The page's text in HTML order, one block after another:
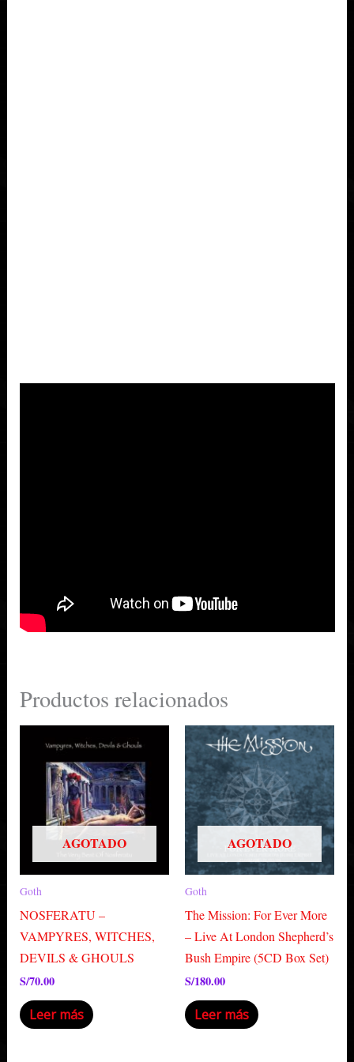
Productos relacionados
AGOTADO
Goth
NOSFERATU –
VAMPYRES, WITCHES,
DEVILS & GHOULS
S/70.00
Leer más
AGOTADO
Goth
The Mission: For Ever More
– Live At London Shepherd’s
Bush Empire (5CD Box Set)
S/180.00
Leer más